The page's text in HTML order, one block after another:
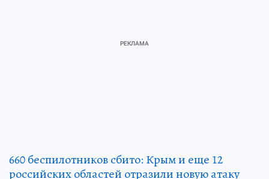
660 беспилотников сбито: Крым и еще 12
российских областей отразили новую атаку